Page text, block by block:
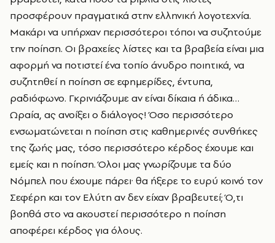
προσφέρουν πραγματικά στην ελληνική λογοτεχνία.
Μακάρι να υπήρχαν περισσότεροι τόποι να συζητούμε
την ποίηση. Οι βραχείες λίστες και τα βραβεία είναι μια
αφορμή να ποτιστεί ένα τοπίο άνυδρο ποιητικά, να
συζητηθεί η ποίηση σε εφημερίδες, έντυπα,
ραδιόφωνο. Γκρινιάζουμε αν είναι δίκαια ή άδικα…
Ωραία, ας ανοίξει ο διάλογος! Όσο περισσότερο
ενσωματώνεται η ποίηση στις καθημερινές συνθήκες
της ζωής μας, τόσο περισσότερο κέρδος έχουμε και
εμείς και η ποίηση. Όλοι μας γνωρίζουμε τα δύο
Νόμπελ που έχουμε πάρει· θα ήξερε το ευρύ κοινό τον
Σεφέρη και τον Ελύτη αν δεν είχαν βραβευτεί; Ό,τι
βοηθά στο να ακουστεί περισσότερο η ποίηση
αποφέρει κέρδος για όλους.